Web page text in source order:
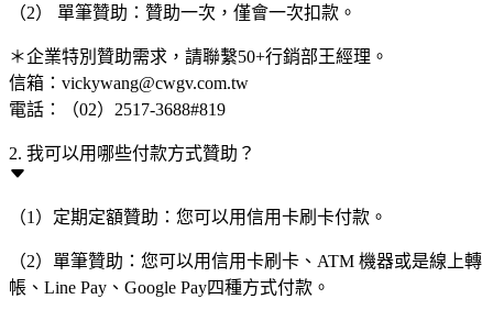
（2） 單筆贊助：贊助一次，僅會一次扣款。
＊企業特別贊助需求，請聯繫50+行銷部王經理。
信箱：vickywang@cwgv.com.tw
電話：（02）2517-3688#819
2. 我可以用哪些付款方式贊助？
（1）定期定額贊助：您可以用信用卡刷卡付款。
（2）單筆贊助：您可以用信用卡刷卡、ATM 機器或是線上轉
帳、Line Pay、Google Pay四種方式付款。